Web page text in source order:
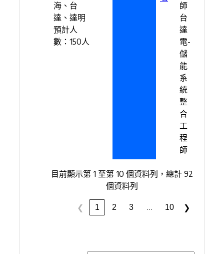
海、台
達、達明
預計人
數：150人
師
台
達
電-
儲
能
系
統
整
合
工
程
師
目前顯示第 1 至第 10 個資料列，總計 92
個資料列
❮ 1 2 3 … 10 ❯